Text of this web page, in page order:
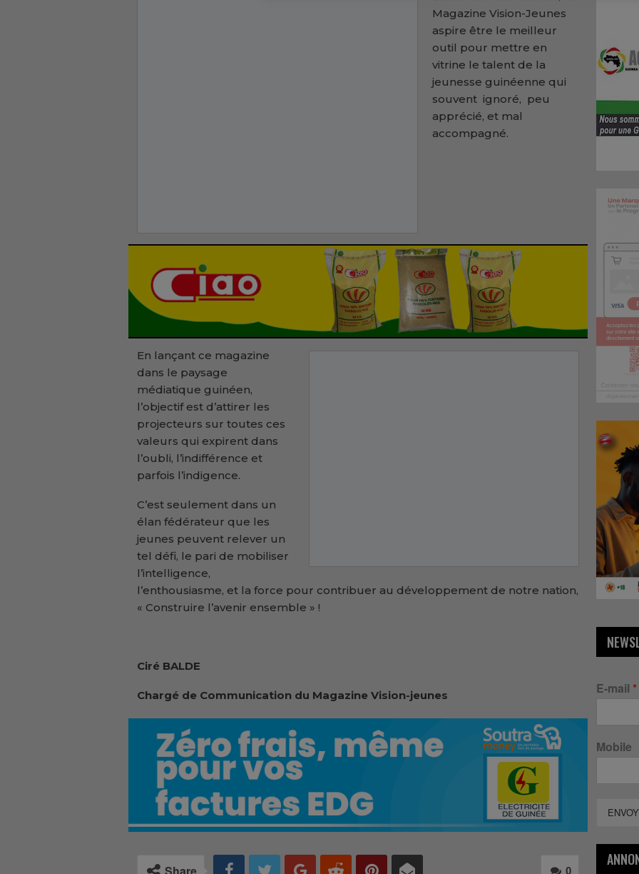
Magazine Vision-Jeunes
aspire être le meilleur
outil pour mettre en
vitrine le talent de la
jeunesse guinéenne qui
souvent ignoré, peu
apprécié, et mal
accompagné.
En lançant ce magazine
dans le paysage
médiatique guinéen,
l’objectif est d’attirer les
projecteurs sur toutes ces
valeurs qui expirent dans
l’oubli, l’indifférence et
parfois l’indigence.
C’est seulement dans un
élan fédérateur que les
jeunes peuvent relever un
tel défi, le pari de mobiliser
l’intelligence,
l’enthousiasme, et la force pour contribuer au développement de notre nation,
« Construire l’avenir ensemble » !
Ciré BALDE
Chargé de Communication du Magazine Vision-jeunes
0
E-mail *
Mobile